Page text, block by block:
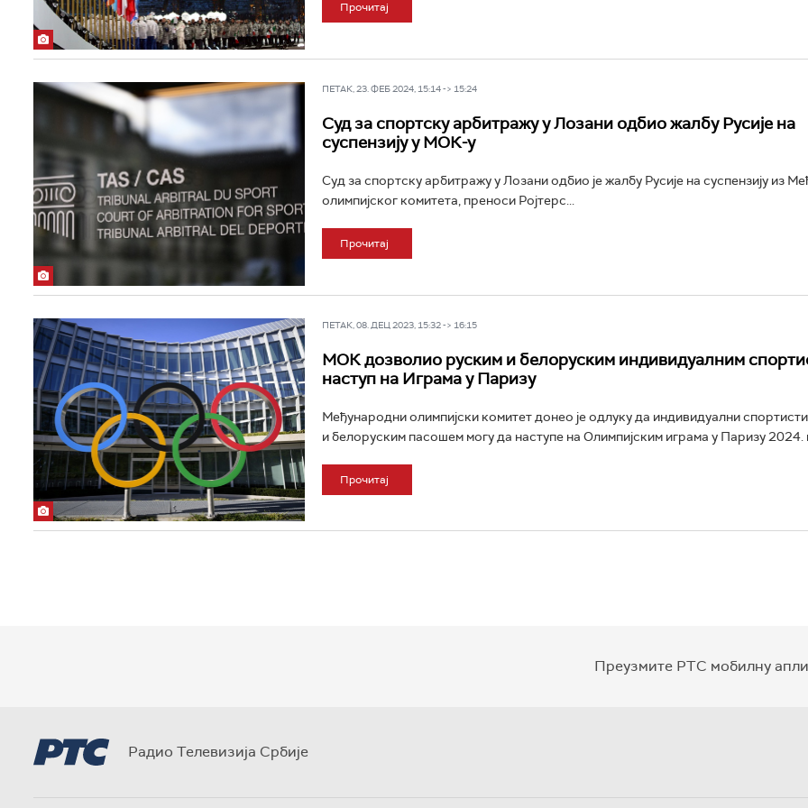
Прочитај
ПЕТАК, 23. ФЕБ 2024, 15:14 -> 15:24
Суд за спортску арбитражу у Лозани одбио жалбу Русије на
суспензију у МОК-у
Суд за спортску арбитражу у Лозани одбио је жалбу Русије на суспензију из
олимпијског комитета, преноси Ројтерс...
Прочитај
ПЕТАК, 08. ДЕЦ 2023, 15:32 -> 16:15
МОК дозволио руским и белоруским индивидуалним
наступ на Играма у Паризу
Међународни олимпијски комитет донео је одлуку да индивидуални
и белоруским пасошем могу да наступе на Олимпијским играма у Паризу 2024.
Прочитај
Преузмите РТС мобилну
Радио Телевизија Србије